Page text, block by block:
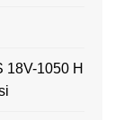
18V-1050 H